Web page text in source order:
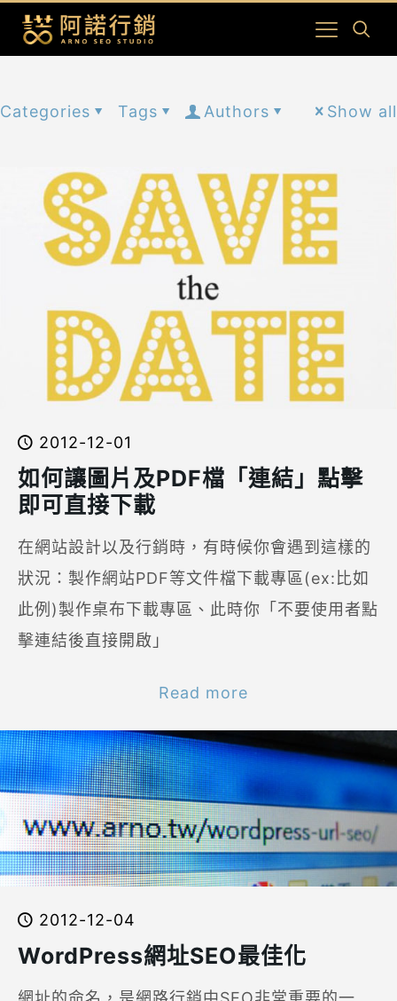
Categories Tags Authors Show all
2012-12-01
如何讓圖片及PDF檔「連結」點擊
即可直接下載
在網站設計以及行銷時，有時候你會遇到這樣的
狀況：製作網站PDF等文件檔下載專區(ex:比如
此例)製作桌布下載專區、此時你「不要使用者點
擊連結後直接開啟」
Read more
2012-12-04
WordPress網址SEO最佳化